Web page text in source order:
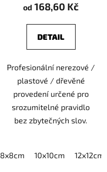
15x15cm 20x20cm
od 168,60 Kč
DETAIL
Profesionální nerezové /
plastové / dřevěné
provedení určené pro
srozumitelné pravidlo
bez zbytečných slov.
8x8cm 10x10cm 12x12cm